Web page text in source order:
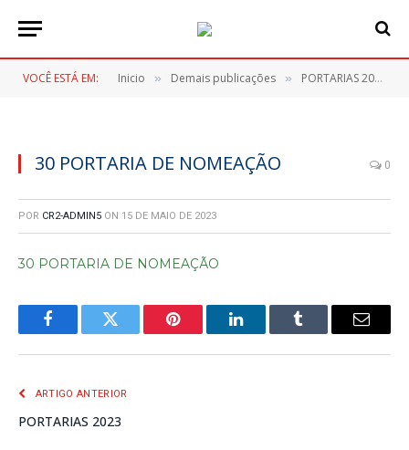
VOCÊ ESTÁ EM: Inicio » Demais publicações » PORTARIAS 2023
30 PORTARIA DE NOMEAÇÃO 0
POR CR2-ADMIN5 ON 15 DE MAIO DE 2023
30 PORTARIA DE NOMEAÇÃO
FacebookTwitter Pinterest LinkedInTumblr
E-
ARTIGO ANTERIOR
PORTARIAS 2023